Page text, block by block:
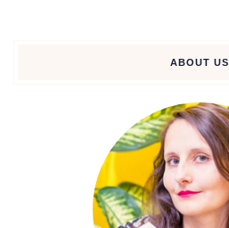
ABOUT US